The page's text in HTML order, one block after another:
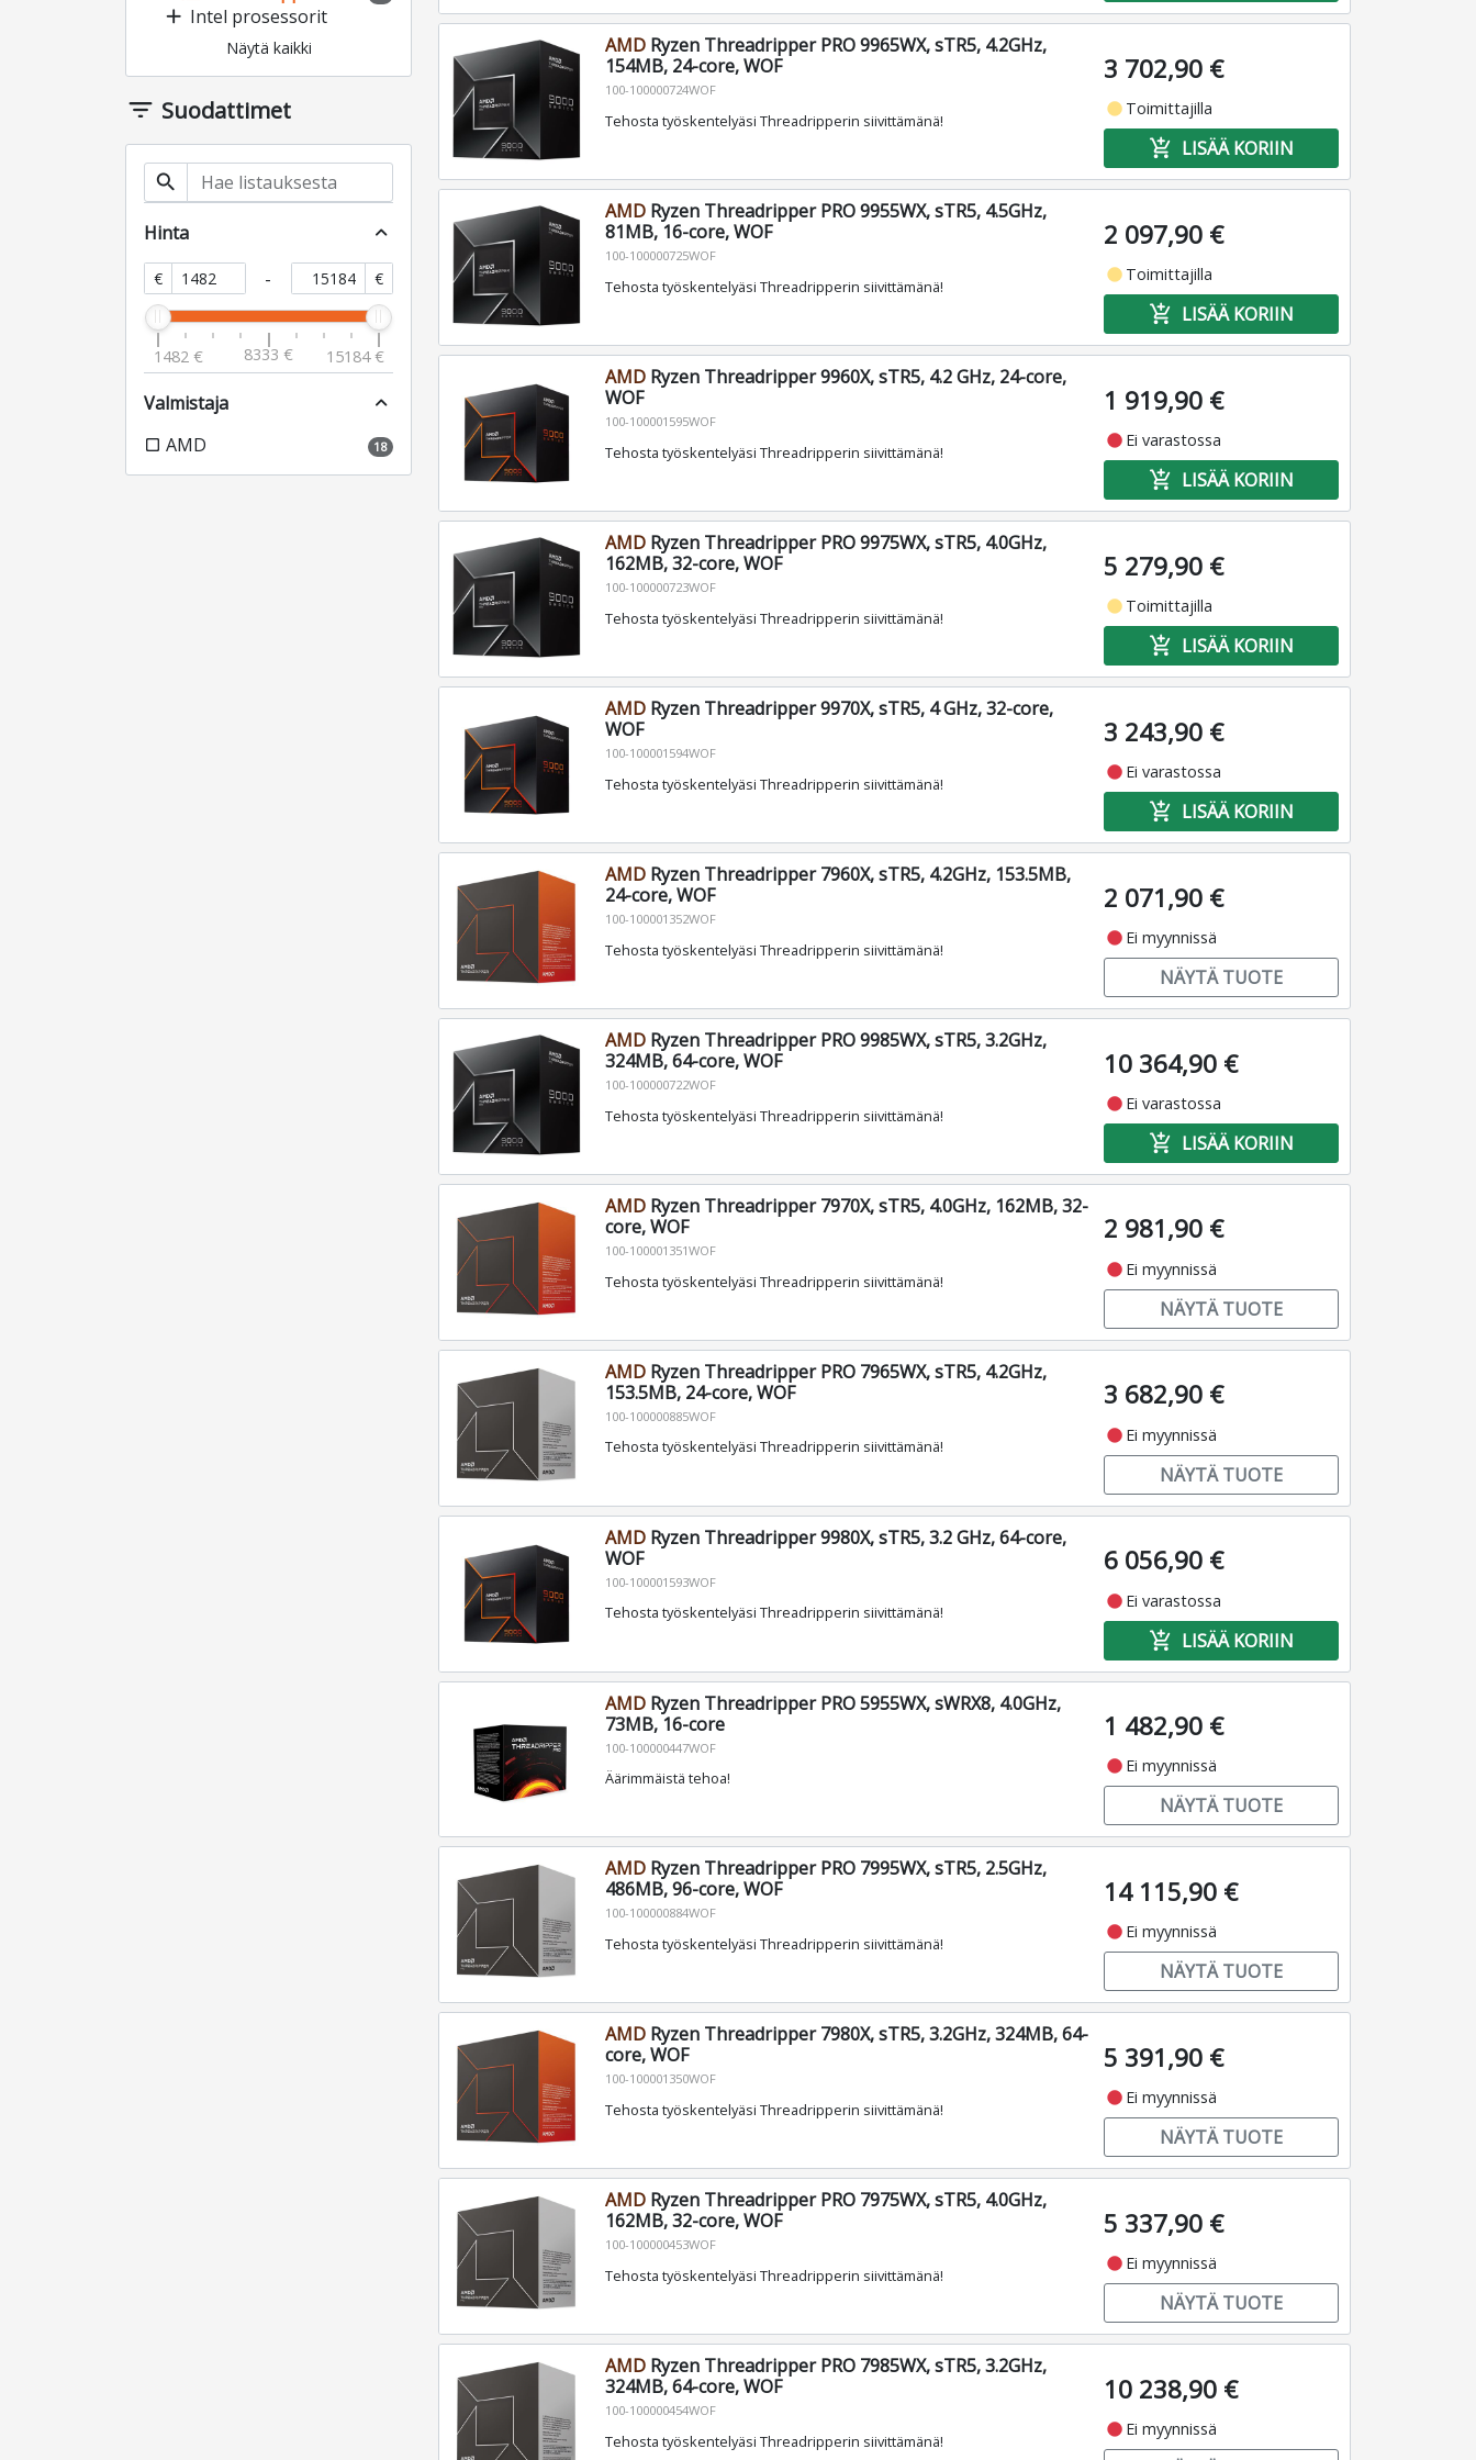
add Intel prosessorit
Näytä kaikki
filter_list Suodattimet
search
Hinta expand_less
€ - €
1482 € 8333 € 15184 €
Valmistaja expand_less
check_box_outline_blank AMD 18
AMDRyzen Threadripper PRO 9965WX, sTR5, 4.2GHz,
154MB, 24-core, WOF
100-100000724WOF
Tehosta työskentelyäsi Threadripperin siivittämänä!
3 702,90 €
fiber_manual_record Toimittajilla
add_shopping_cart LISÄÄ KORIIN
AMDRyzen Threadripper PRO 9955WX, sTR5, 4.5GHz,
81MB, 16-core, WOF
100-100000725WOF
Tehosta työskentelyäsi Threadripperin siivittämänä!
2 097,90 €
fiber_manual_record Toimittajilla
add_shopping_cart LISÄÄ KORIIN
AMDRyzen Threadripper 9960X, sTR5, 4.2 GHz, 24-core,
WOF
100-100001595WOF
Tehosta työskentelyäsi Threadripperin siivittämänä!
1 919,90 €
fiber_manual_record Ei varastossa
add_shopping_cart LISÄÄ KORIIN
AMDRyzen Threadripper PRO 9975WX, sTR5, 4.0GHz,
162MB, 32-core, WOF
100-100000723WOF
Tehosta työskentelyäsi Threadripperin siivittämänä!
5 279,90 €
fiber_manual_record Toimittajilla
add_shopping_cart LISÄÄ KORIIN
AMDRyzen Threadripper 9970X, sTR5, 4 GHz, 32-core,
WOF
100-100001594WOF
Tehosta työskentelyäsi Threadripperin siivittämänä!
3 243,90 €
fiber_manual_record Ei varastossa
add_shopping_cart LISÄÄ KORIIN
AMDRyzen Threadripper 7960X, sTR5, 4.2GHz, 153.5MB,
24-core, WOF
100-100001352WOF
Tehosta työskentelyäsi Threadripperin siivittämänä!
2 071,90 €
fiber_manual_record Ei myynnissä
NÄYTÄ TUOTE
AMDRyzen Threadripper PRO 9985WX, sTR5, 3.2GHz,
324MB, 64-core, WOF
100-100000722WOF
Tehosta työskentelyäsi Threadripperin siivittämänä!
10 364,90 €
fiber_manual_record Ei varastossa
add_shopping_cart LISÄÄ KORIIN
AMDRyzen Threadripper 7970X, sTR5, 4.0GHz, 162MB, 32-
core, WOF
100-100001351WOF
Tehosta työskentelyäsi Threadripperin siivittämänä!
2 981,90 €
fiber_manual_record Ei myynnissä
NÄYTÄ TUOTE
AMDRyzen Threadripper PRO 7965WX, sTR5, 4.2GHz,
153.5MB, 24-core, WOF
100-100000885WOF
Tehosta työskentelyäsi Threadripperin siivittämänä!
3 682,90 €
fiber_manual_record Ei myynnissä
NÄYTÄ TUOTE
AMDRyzen Threadripper 9980X, sTR5, 3.2 GHz, 64-core,
WOF
100-100001593WOF
Tehosta työskentelyäsi Threadripperin siivittämänä!
6 056,90 €
fiber_manual_record Ei varastossa
add_shopping_cart LISÄÄ KORIIN
AMDRyzen Threadripper PRO 5955WX, sWRX8, 4.0GHz,
73MB, 16-core
100-100000447WOF
Äärimmäistä tehoa!
1 482,90 €
fiber_manual_record Ei myynnissä
NÄYTÄ TUOTE
AMDRyzen Threadripper PRO 7995WX, sTR5, 2.5GHz,
486MB, 96-core, WOF
100-100000884WOF
Tehosta työskentelyäsi Threadripperin siivittämänä!
14 115,90 €
fiber_manual_record Ei myynnissä
NÄYTÄ TUOTE
AMDRyzen Threadripper 7980X, sTR5, 3.2GHz, 324MB, 64-
core, WOF
100-100001350WOF
Tehosta työskentelyäsi Threadripperin siivittämänä!
5 391,90 €
fiber_manual_record Ei myynnissä
NÄYTÄ TUOTE
AMDRyzen Threadripper PRO 7975WX, sTR5, 4.0GHz,
162MB, 32-core, WOF
100-100000453WOF
Tehosta työskentelyäsi Threadripperin siivittämänä!
5 337,90 €
fiber_manual_record Ei myynnissä
NÄYTÄ TUOTE
AMDRyzen Threadripper PRO 7985WX, sTR5, 3.2GHz,
324MB, 64-core, WOF
100-100000454WOF
Tehosta työskentelyäsi Threadripperin siivittämänä!
10 238,90 €
fiber_manual_record Ei myynnissä